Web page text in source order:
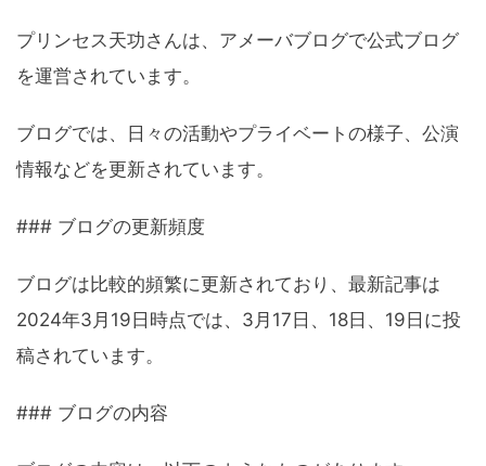
プリンセス天功さんは、アメーバブログで公式ブログ
を運営されています。
ブログでは、日々の活動やプライベートの様子、公演
情報などを更新されています。
### ブログの更新頻度
ブログは比較的頻繁に更新されており、最新記事は
2024年3月19日時点では、3月17日、18日、19日に投
稿されています。
### ブログの内容